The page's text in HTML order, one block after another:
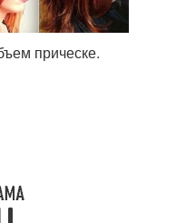
прическе.